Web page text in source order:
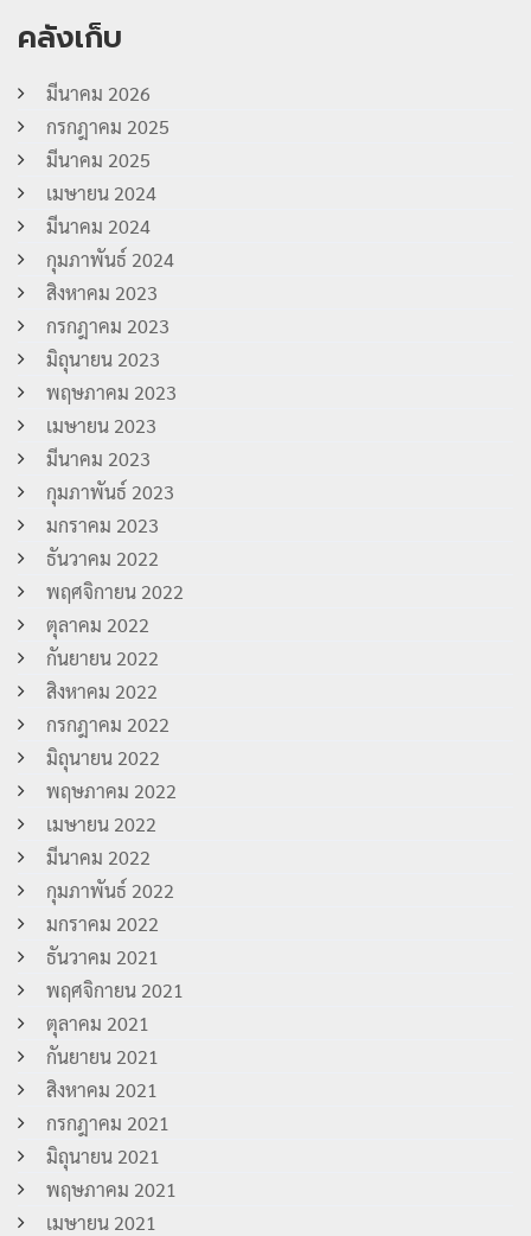
คลังเก็บ
มีนาคม 2026
กรกฎาคม 2025
มีนาคม 2025
เมษายน 2024
มีนาคม 2024
กุมภาพันธ์ 2024
สิงหาคม 2023
กรกฎาคม 2023
มิถุนายน 2023
พฤษภาคม 2023
เมษายน 2023
มีนาคม 2023
กุมภาพันธ์ 2023
มกราคม 2023
ธันวาคม 2022
พฤศจิกายน 2022
ตุลาคม 2022
กันยายน 2022
สิงหาคม 2022
กรกฎาคม 2022
มิถุนายน 2022
พฤษภาคม 2022
เมษายน 2022
มีนาคม 2022
กุมภาพันธ์ 2022
มกราคม 2022
ธันวาคม 2021
พฤศจิกายน 2021
ตุลาคม 2021
กันยายน 2021
สิงหาคม 2021
กรกฎาคม 2021
มิถุนายน 2021
พฤษภาคม 2021
เมษายน 2021